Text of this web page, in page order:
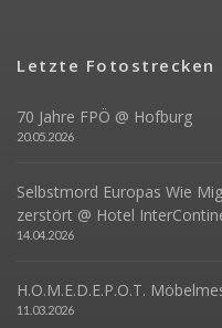
Letzte Fotostrecken
70 Jahre FPÖ @ Hofburg
20.05.2026
Selbstmord Europas Wie
zerstört @ Hotel
14.04.2026
H.O.M.E.D.E.P.O.T.
11.03.2026